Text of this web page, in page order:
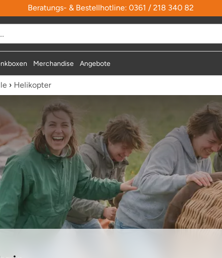
Beratungs- & Bestellhotline: 0361 / 218 340 82
Merchandise Angebote
› Helikopter